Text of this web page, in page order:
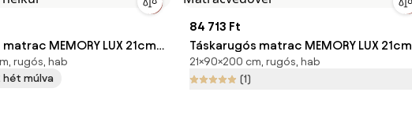
MEMORY LUX 21cm
Matracvédő: Matracvédő
rugós, hab
hét múlva
84 713 Ft
Táskarugós matrac MEMORY LUX 21cm
90 x 200 cm Matracvédő:
Matracvédővel
21×90×200 cm, rugós, hab
(1)